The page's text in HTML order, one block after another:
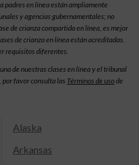
padres en línea están ampliamente
y agencias gubernamentales; no
de crianza compartida en línea, es mejor
de crianza en línea están acreditadas.
requisitos diferentes.
de nuestras clases en línea y el tribunal
por favor consulta las Términos de usode
Alaska
Arkansas